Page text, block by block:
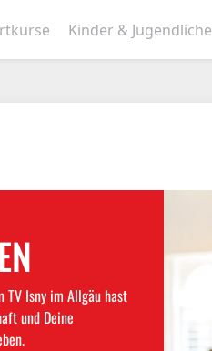
Kinder & Jugendliche
Isny im Allgäu hast
und Deine